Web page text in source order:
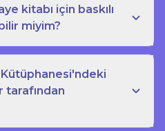
kitabı için baskılı
miyim?
tarafından